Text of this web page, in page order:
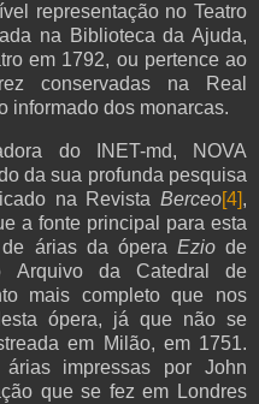
representação no Teatro
na Biblioteca da Ajuda,
em 1792, ou pertence ao
conservadas na Real
informado dos monarcas.
do INET-md, NOVA
da sua profunda pesquisa
na Revista Berceo[4],
a fonte principal para esta
árias da ópera Eziode
Arquivo da Catedral de
mais completo que nos
ópera, já que não se
em Milão, em 1751.
árias impressas por John
que se fez em Londres